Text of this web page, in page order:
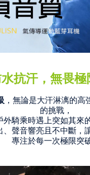
抗汗，無畏
，無論是大汗淋漓的
的挑戰，
外騎乘時遇上突如其來
聲音響亮且不中斷，
專注於每一次極限突破